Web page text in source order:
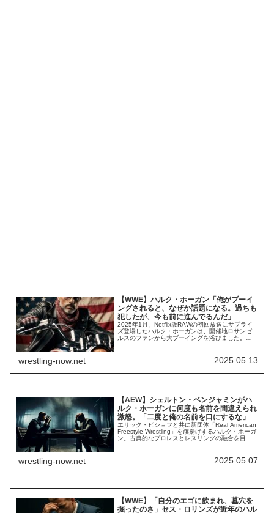
【WWE】ハルク・ホーガン「俺がブーイ
ングされると、なぜか話題になる。過ちも
犯したが、今も前に進んでるんだ」
2025年1月、Netflix版RAWの初回放送にサプライ
ズ登場したハルク・ホーガンは、開催地ロサンゼ
ルスのファンから大ブーイングを浴びました。過
界最大のスターとして大活躍し、ポップアイコン
にもなったホーガン。しかし、近年は評判を落と
wrestling-now.net 2025.05.13
【AEW】シェルトン・ベンジャミンがハ
ルク・ホーガンに何度も名前を間違えられ
激怒。「二度と俺の名前を口にするな」
エリック・ビショフと共に新団体「Real American
Freestyle Wrestling」を旗揚げするハルク・ホーガ
ン。古典的なプロレスとレスリングの融合を目指
してしまいました。アマレスにスポットライトを
当てる新団体を作るにあたって、彼は「アマレス
wrestling-now.net 2025.05.07
【WWE】「自分のエゴに飲まれ、墓穴を
掘ったのさ」セス・ロリンズが近年のハル